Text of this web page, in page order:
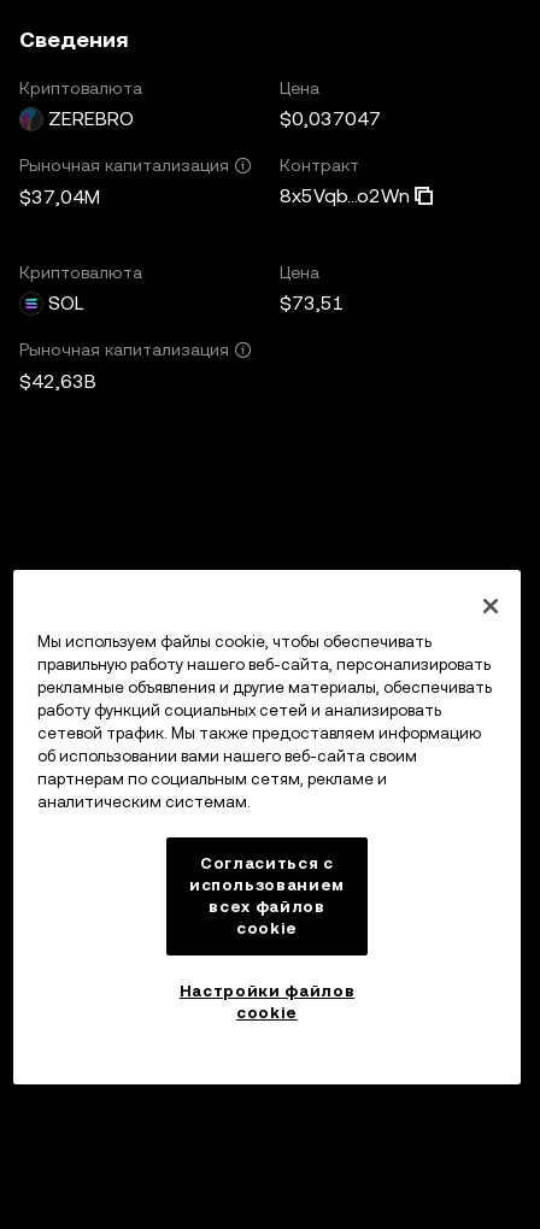
Сведения
Криптовалюта
ZEREBRO
Цена
$0,037047
Рыночная капитализация
$37,04M
Контракт
8x5Vqb...o2Wn
Криптовалюта
SOL
Цена
$73,51
Рыночная капитализация
$42,63B
Мы используем файлы cookie, чтобы обеспечивать
правильную работу нашего веб-сайта, персонализировать
рекламные объявления и другие материалы, обеспечивать
работу функций социальных сетей и анализировать
сетевой трафик. Мы также предоставляем информацию
об использовании вами нашего веб-сайта своим
партнерам по социальным сетям, рекламе и
аналитическим системам.
Согласиться с
использованием
всех файлов
cookie
Настройки файлов
cookie